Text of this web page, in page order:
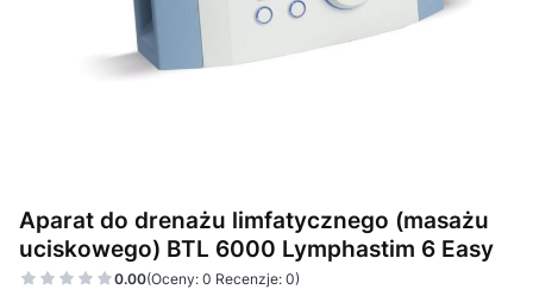
Aparat do drenażu limfatycznego (masażu
uciskowego) BTL 6000 Lymphastim 6 Easy
0.00(Oceny: 0 Recenzje: 0)